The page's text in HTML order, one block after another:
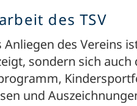
des TSV
Anliegen des Vereins
sondern sich
und